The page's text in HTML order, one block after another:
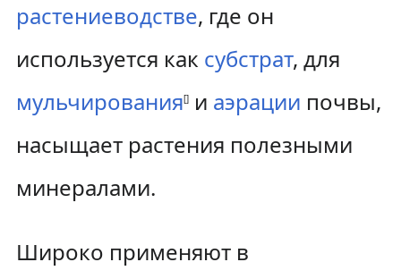
растениеводстве, где он
используется как субстрат, для
мульчирования[]и аэрации почвы,
насыщает растения полезными
минералами.
Широко применяют в